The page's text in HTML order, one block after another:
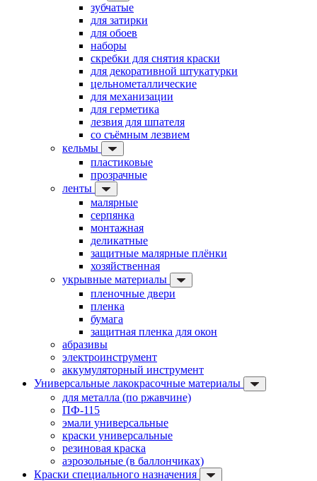
зубчатые
для затирки
для обоев
наборы
скребки для снятия краски
для декоративной штукатурки
цельнометаллические
для механизации
для герметика
лезвия для шпателя
со съёмным лезвием
кельмы
пластиковые
прозрачные
ленты
малярные
серпянка
монтажная
деликатные
защитные малярные плёнки
хозяйственная
укрывные материалы
пленочные двери
пленка
бумага
защитная пленка для окон
абразивы
электроинструмент
аккумуляторный инструмент
Универсальные лакокрасочные материалы
для металла (по ржавчине)
ПФ-115
эмали универсальные
краски универсальные
резиновая краска
аэрозольные (в баллончиках)
Краски специального назначения